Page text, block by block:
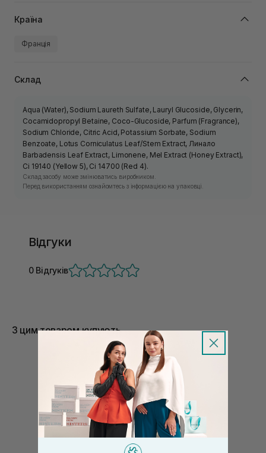
Країна
Франція
Склад
Aqua (Water), Sodium Laureth Sulfate, Lauryl Glucoside, Glycerin,
Cocamidopropyl Betaine, Coco-Glucoside, Parfum (Fragrance),
Sodium Chloride, Citric Acid, Potassium Sorbate, Sodium
Benzoate, Lotus Corniculatus Leaf/Stem Extract, Линало
Barbadensis Leaf Extract, Limonene, Mel Extract (Honey Extract),
Ci 19140 (Yellow 5), Ci 14700 (Red 4).
Склад засобу може змінюватись виробником.
Перед використанням ознайомтесь з інформацією на упаковці.
Відгуки
0 Відгуків
З цим товаром купують